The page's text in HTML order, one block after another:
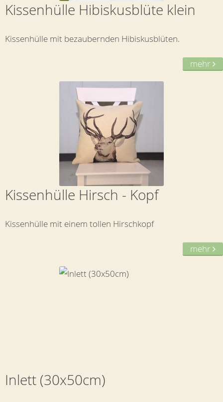
Kissenhülle Hibiskusblüte klein
Kissenhülle mit bezaubernden Hibiskusblüten.
mehr
Kissenhülle Hirsch - Kopf
Kissenhülle mit einem tollen Hirschkopf
mehr
Inlett (30x50cm)